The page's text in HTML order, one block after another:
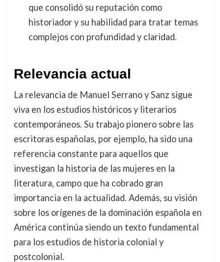
que consolidó su reputación como
historiador y su habilidad para tratar temas
complejos con profundidad y claridad.
Relevancia actual
La relevancia de Manuel Serrano y Sanz sigue
viva en los estudios históricos y literarios
contemporáneos. Su trabajo pionero sobre las
escritoras españolas, por ejemplo, ha sido una
referencia constante para aquellos que
investigan la historia de las mujeres en la
literatura, campo que ha cobrado gran
importancia en la actualidad. Además, su visión
sobre los orígenes de la dominación española en
América continúa siendo un texto fundamental
para los estudios de historia colonial y
postcolonial.